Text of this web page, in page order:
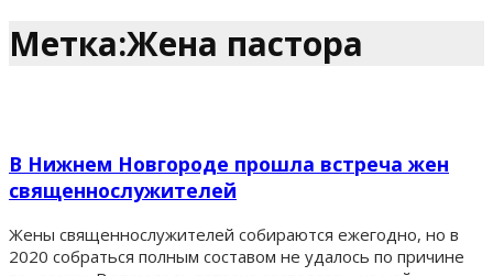
Метка:Жена пастора
В Нижнем Новгороде прошла встреча жен
священнослужителей
Жены священнослужителей собираются ежегодно, но в
2020 собраться полным составом не удалось по причине